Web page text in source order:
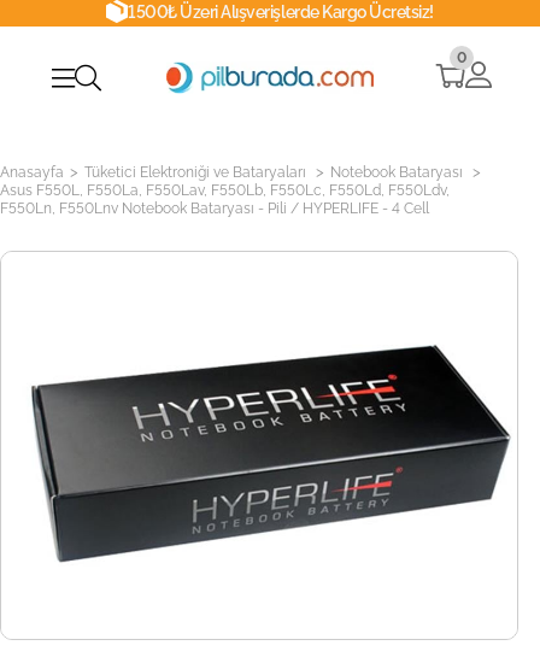
1500₺ Üzeri Alışverişlerde Kargo Ücretsiz!
0
Anasayfa > Tüketici Elektroniği ve Bataryaları > Notebook Bataryası >
Asus F550L, F550La, F550Lav, F550Lb, F550Lc, F550Ld, F550Ldv,
F550Ln, F550Lnv Notebook Bataryası - Pili / HYPERLIFE - 4 Cell